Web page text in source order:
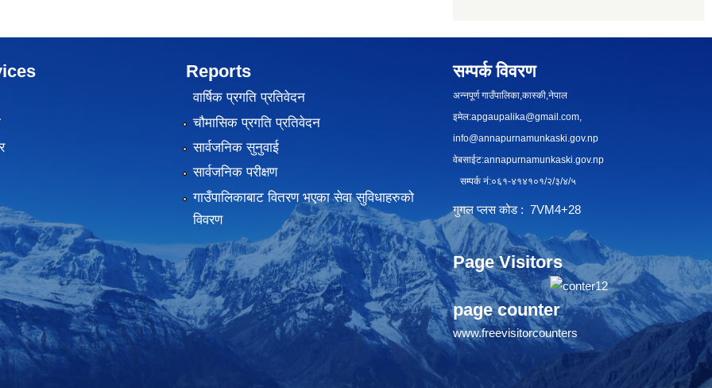
Reports
वार्षिक प्रगति प्रतिवेदन
चौमासिक प्रगति प्रतिवेदन
सार्वजनिक सुनुवाई
सार्वजनिक परीक्षण
गाउँपालिकाबाट वितरण भएका सेवा सुविधाहरुको
विवरण
सम्पर्क विवरण
अन्नपूर्ण गाउँपालिका,कास्की,नेपाल
इमेल:apgaupalika@gmail.com
info@annapurnamunkaski.gov.np
वेबसाईट:annapurnamunkaski.gov.np
सम्पर्क नं:०६१-४१४१०१/२/३/४/५
गुगल प्लस कोड : 7VM4+28
Page Visitors
page counter
www.freevisitorcounters